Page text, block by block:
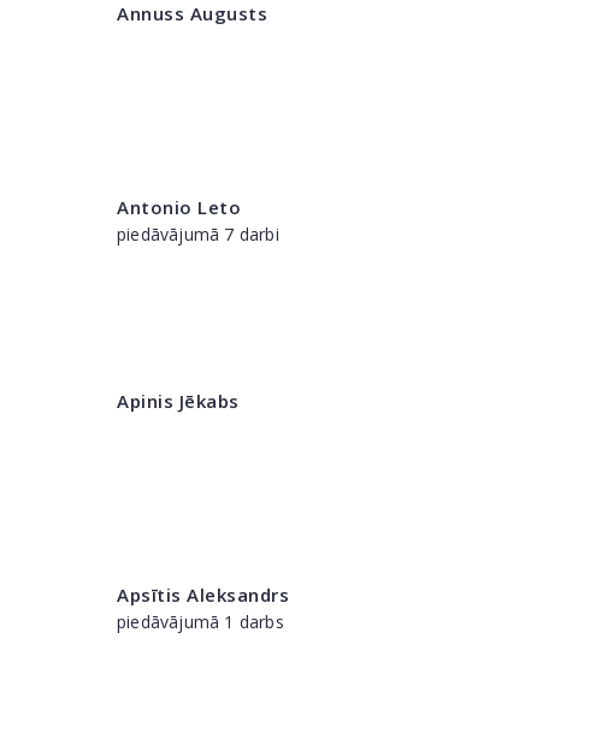
Annuss Augusts
Antonio Leto
piedāvājumā 7 darbi
Apinis Jēkabs
Apsītis Aleksandrs
piedāvājumā 1 darbs